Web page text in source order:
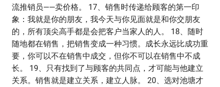
流推销员——卖价格。 17、销售时传递给顾客的第一印
象：我就是你的朋友，我今天与你见面就是和你交朋友
的，所有顶尖高手都是会把客户当家人的人。 18、随时
随地都在销售，把销售变成一种习惯。成长永远比成功重
要，你可以不在销售中成交，但你不可以在销售中不成
长。 19、只有找到了与顾客的共同点，才可能与他建立
关系。销售就是建立关系，建立人脉。 20、选对池塘才